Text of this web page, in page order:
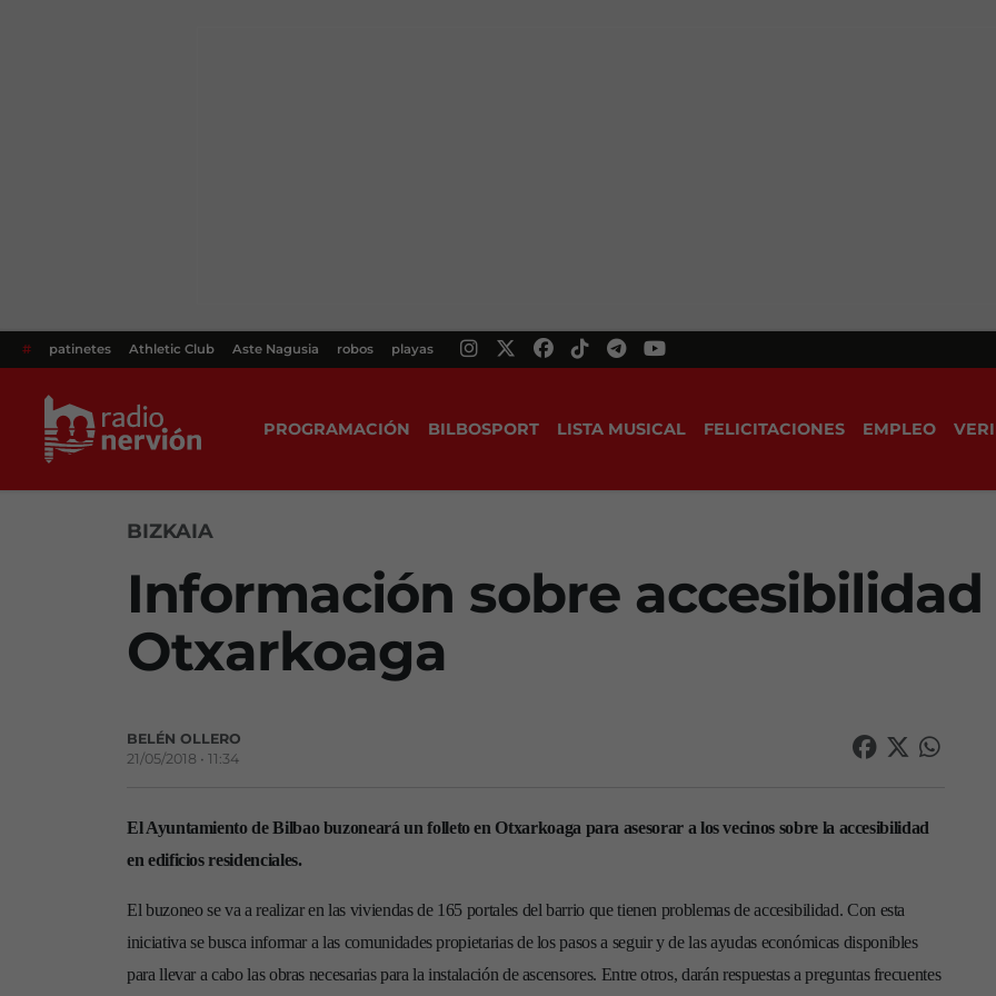
# patinetes Athletic Club Aste Nagusia robos playas
PROGRAMACIÓN BILBOSPORT LISTA MUSICAL FELICITACIONES EMPLEO
BIZKAIA
Información sobre accesibilidad
Otxarkoaga
BELÉN OLLERO
21/05/2018 • 11:34
El Ayuntamiento de Bilbao buzoneará un folleto en Otxarkoaga para asesorar a los vecinos sobre la accesibilidad
en edificios residenciales.
El buzoneo se va a realizar en las viviendas de 165 portales del barrio que tienen problemas de accesibilidad. Con esta
iniciativa se busca informar a las comunidades propietarias de los pasos a seguir y de las ayudas económicas disponibles
para llevar a cabo las obras necesarias para la instalación de ascensores. Entre otros, darán respuestas a preguntas frecuentes